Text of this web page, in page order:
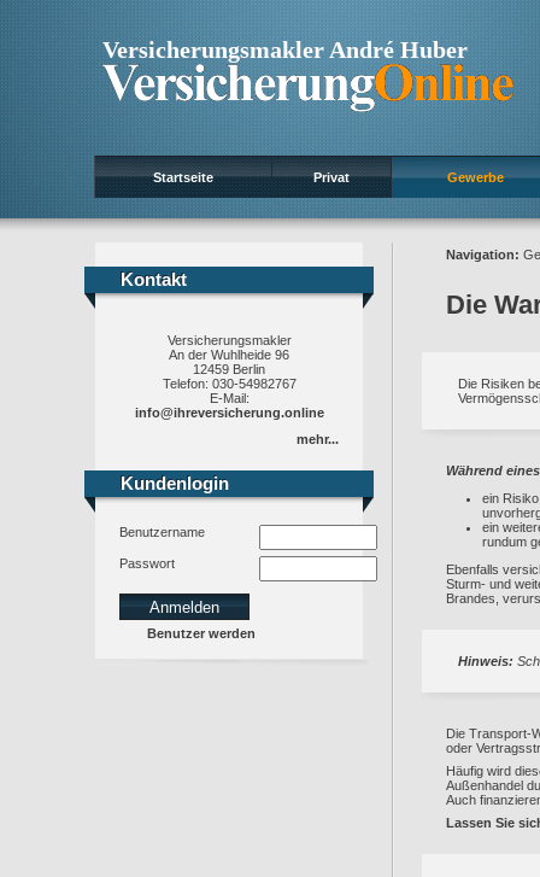
Versicherungsmakler André Huber
Startseite Privat Gewerbe
Kontakt
Kontakt
Versicherungsmakler
An der Wuhlheide 96
12459 Berlin
Telefon: 030-54982767
E-Mail:
info@ihreversicherung.online
mehr...
Kundenlogin
Kundenlogin
Benutzername
Passwort
Benutzer werden
Navigation:
Die
Die Risiken
Während
ein
ein
rundum
Ebenfalls
Sturm- und
Brandes,
Hinweis:
Die Transport-
oder
Häufig wird
Außenhandel
Auch
Lassen Sie